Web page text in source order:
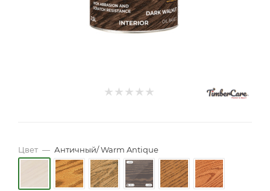
Цвет — Античный/ Warm Antique